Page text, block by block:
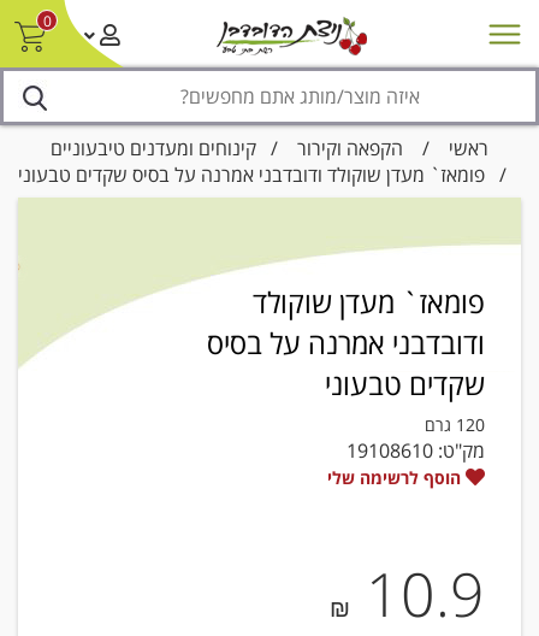
0
מבצעים סניפים צור קשר/ביטול הזמנה
ראשי / הקפאה וקירור / קינוחים ומעדנים טיבעוניים
/ פומאז` מעדן שוקולד ודובדבני אמרנה על בסיס שקדים טבעוני
פומאז` מעדן שוקולד
ודובדבני אמרנה על בסיס
שקדים טבעוני
120 גרם
מק"ט: 19108610
הוסף לרשימה שלי
10.9
₪